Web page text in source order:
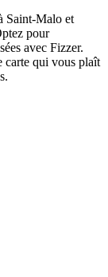
Saint-Malo et
pour
avec Fizzer.
carte qui vous plaît